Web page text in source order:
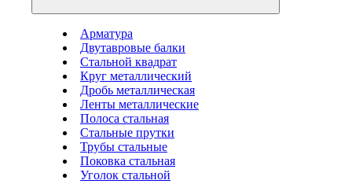
Арматура
Двутавровые балки
Стальной квадрат
Круг металлический
Дробь металлическая
Ленты металлические
Полоса стальная
Стальные прутки
Трубы стальные
Поковка стальная
Уголок стальной